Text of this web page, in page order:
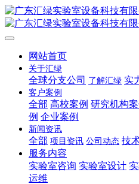
网站首页
关于汇绿
全球分支公司 了解汇绿 实
客户案例
全部 高校案例 研究机构案
例 企业案例
新闻资讯
全部 项目资讯 公司动态 技
服务内容
实验室咨询 实验室设计
运维